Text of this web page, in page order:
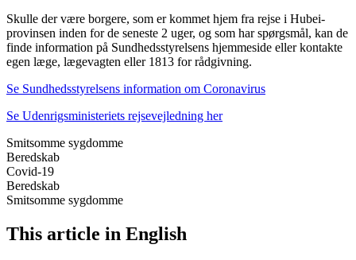
Skulle der være borgere, som er kommet hjem fra rejse i Hubei-
provinsen inden for de seneste 2 uger, og som har spørgsmål, kan de
finde information på Sundhedsstyrelsens hjemmeside eller kontakte
egen læge, lægevagten eller 1813 for rådgivning.
Se Sundhedsstyrelsens information om Coronavirus
Se Udenrigsministeriets rejsevejledning her
Smitsomme sygdomme
Beredskab
Covid-19
Beredskab
Smitsomme sygdomme
This article in English